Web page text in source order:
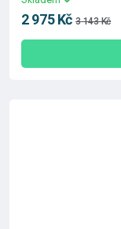
2 975 Kč 3 143 Kč